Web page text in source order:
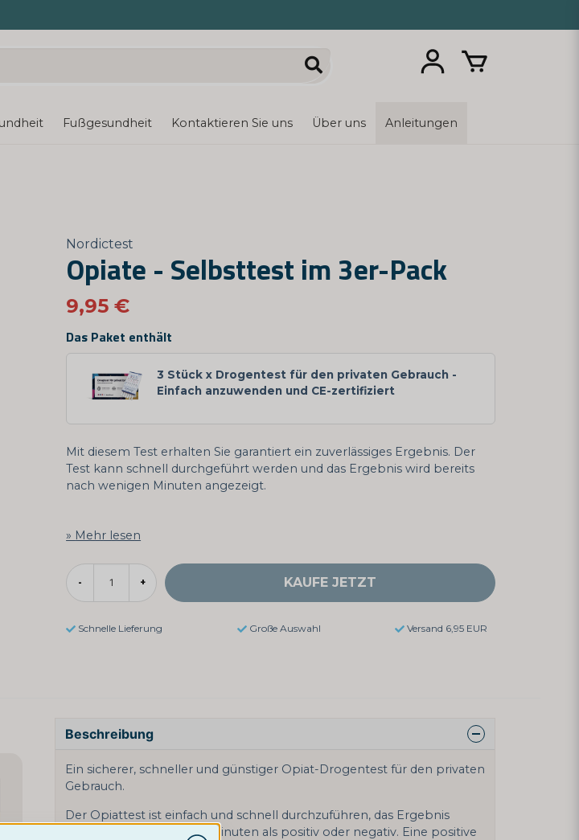
Fußgesundheit Kontaktieren Sie uns Über uns Anleitungen
Nordictest
Opiate - Selbsttest im 3er-Pack
9,95 €
Das Paket enthält
3 Stück x Drogentest für den privaten Gebrauch -
Einfach anzuwenden und CE-zertifiziert
Mit diesem Test erhalten Sie garantiert ein zuverlässiges Ergebnis. Der
Test kann schnell durchgeführt werden und das Ergebnis wird bereits
nach wenigen Minuten angezeigt.
Mehr lesen
- + KAUFE JETZT
Schnelle Lieferung Große Auswahl Versand 6,95 EUR
Beschreibung
Ein sicherer, schneller und günstiger Opiat-Drogentest für den privaten
Gebrauch.
Der Opiattest ist einfach und schnell durchzuführen, das Ergebnis
erscheint nach wenigen Minuten als positiv oder negativ. Eine positive